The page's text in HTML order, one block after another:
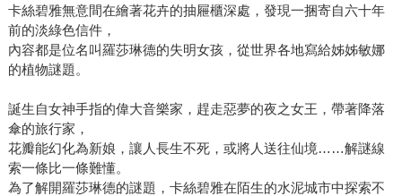
卡絲碧雅無意間在繪著花卉的抽屜櫃深處，發現一捆寄自六十年
前的淡綠色信件，
內容都是位名叫羅莎琳德的失明女孩，從世界各地寫給姊姊敏娜
的植物謎題。
誕生自女神手指的偉大音樂家，趕走惡夢的夜之女王，帶著降落
傘的旅行家，
花瓣能幻化為新娘，讓人長生不死，或將人送往仙境……解謎線
索一條比一條難懂。
為了解開羅莎琳德的謎題，卡絲碧雅在陌生的水泥城市中探索不